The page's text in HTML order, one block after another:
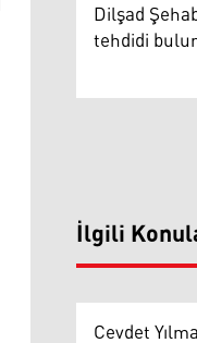
Dilşad
tehdidi
İlgili
Cevdet